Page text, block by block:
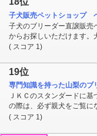
子犬販売ペットショップ
子犬のブリーダー直譲販売
からお探しいただけます。
( スコア 1)
19位
専門知識を持った山梨のブ
ＪＫＣのスタンダードに
の際は、必ず親犬をご覧に
( スコア 1)